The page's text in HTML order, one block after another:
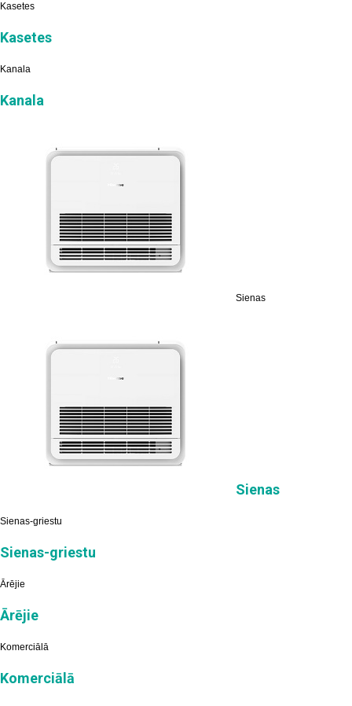
Kasetes
Kasetes
Kanala
Kanala
Sienas
Sienas
Sienas-griestu
Sienas-griestu
Ārējie
Ārējie
Komerciālā
Komerciālā